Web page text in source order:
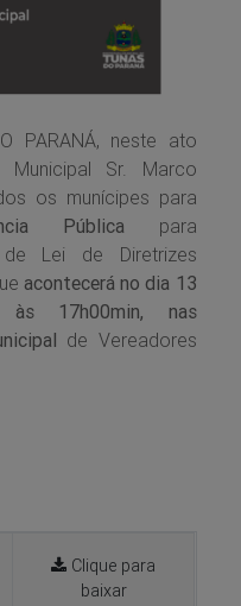
PARANÁ, neste ato
Municipal Sr. Marco
os munícipes para
Pública para
Lei de Diretrizes
acontecerá no dia 13
17h00min, nas
de Vereadores
Clique para
baixar